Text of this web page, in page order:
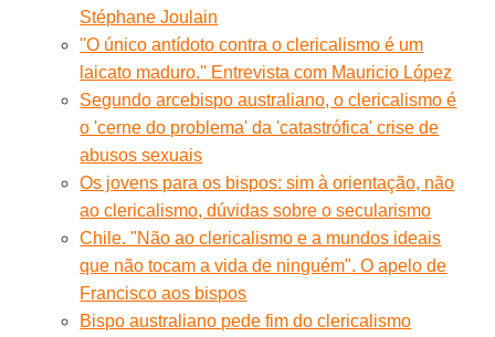
Stéphane Joulain
''O único antídoto contra o clericalismo é um
laicato maduro.'' Entrevista com Mauricio López
Segundo arcebispo australiano, o clericalismo é
o 'cerne do problema' da 'catastrófica' crise de
abusos sexuais
Os jovens para os bispos: sim à orientação, não
ao clericalismo, dúvidas sobre o secularismo
Chile. "Não ao clericalismo e a mundos ideais
que não tocam a vida de ninguém". O apelo de
Francisco aos bispos
Bispo australiano pede fim do clericalismo